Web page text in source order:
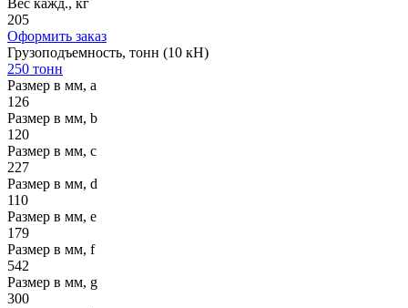
205
Оформить заказ
Грузоподъемность, тонн (10 кН)
250 тонн
Размер в мм, a
126
Размер в мм, b
120
Размер в мм, c
227
Размер в мм, d
110
Размер в мм, e
179
Размер в мм, f
542
Размер в мм, g
300